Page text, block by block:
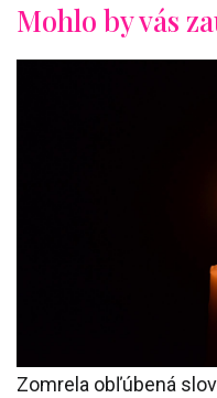
Mohlo by vás
Zomrela obľúbená